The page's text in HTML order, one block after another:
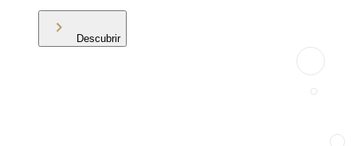
Descubrir